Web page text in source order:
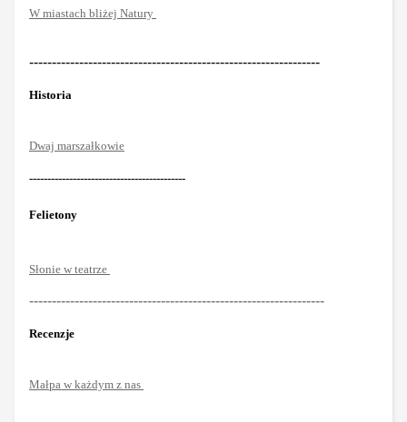
W miastach bliżej Natury
----------------------------------------------------------------
Historia
Dwaj marszałkowie
-------------------------------------------
Felietony
Słonie w teatrze
-----------------------------------------------------------------
Recenzje
Małpa w każdym z nas